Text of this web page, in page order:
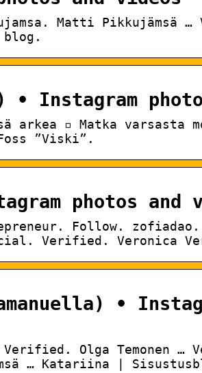
Matti Pikkujämsä …
blog.
Instagram
▫️ Matka varsasta
”Viski”.
photos and
Follow. zofiadao.
Verified. Veronica
•
Olga Temonen …
… Katariina |